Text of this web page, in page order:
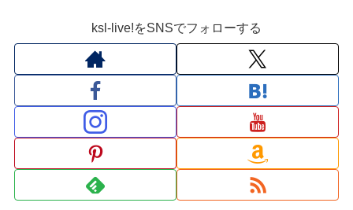
ksl-live!をSNSでフォローする